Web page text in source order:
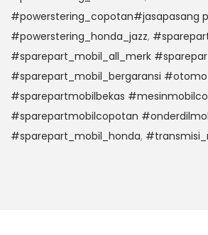
#powerstering_copotan#jasapasang
#powerstering_honda_jazz,
#sparepart_mobil_all_merk
#sparepart_mobil_bergaransi
#sparepartmobilbekas
#sparepartmobilcopotan
#sparepart_mobil_honda,